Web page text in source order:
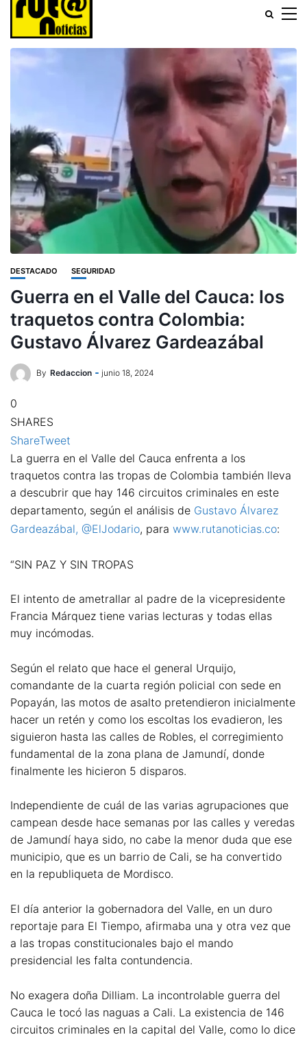
DESTACADO SEGURIDAD
Guerra en el Valle del Cauca: los
traquetos contra Colombia:
Gustavo Álvarez Gardeazábal
By Redaccion junio 18, 2024
0
SHARES
ShareTweet
La guerra en el Valle del Cauca enfrenta a los
traquetos contra las tropas de Colombia también lleva
a descubrir que hay 146 circuitos criminales en este
departamento, según el análisis de Gustavo Álvarez
Gardeazábal, @ElJodario, para www.rutanoticias.co:
“SIN PAZ Y SIN TROPAS
El intento de ametrallar al padre de la vicepresidente
Francia Márquez tiene varias lecturas y todas ellas
muy incómodas.
Según el relato que hace el general Urquijo,
comandante de la cuarta región policial con sede en
Popayán, las motos de asalto pretendieron inicialmente
hacer un retén y como los escoltas los evadieron, les
siguieron hasta las calles de Robles, el corregimiento
fundamental de la zona plana de Jamundí, donde
finalmente les hicieron 5 disparos.
Independiente de cuál de las varias agrupaciones que
campean desde hace semanas por las calles y veredas
de Jamundí haya sido, no cabe la menor duda que ese
municipio, que es un barrio de Cali, se ha convertido
en la republiqueta de Mordisco.
El día anterior la gobernadora del Valle, en un duro
reportaje para El Tiempo, afirmaba una y otra vez que
a las tropas constitucionales bajo el mando
presidencial les falta contundencia.
No exagera doña Dilliam. La incontrolable guerra del
Cauca le tocó las naguas a Cali. La existencia de 146
circuitos criminales en la capital del Valle, como lo dice